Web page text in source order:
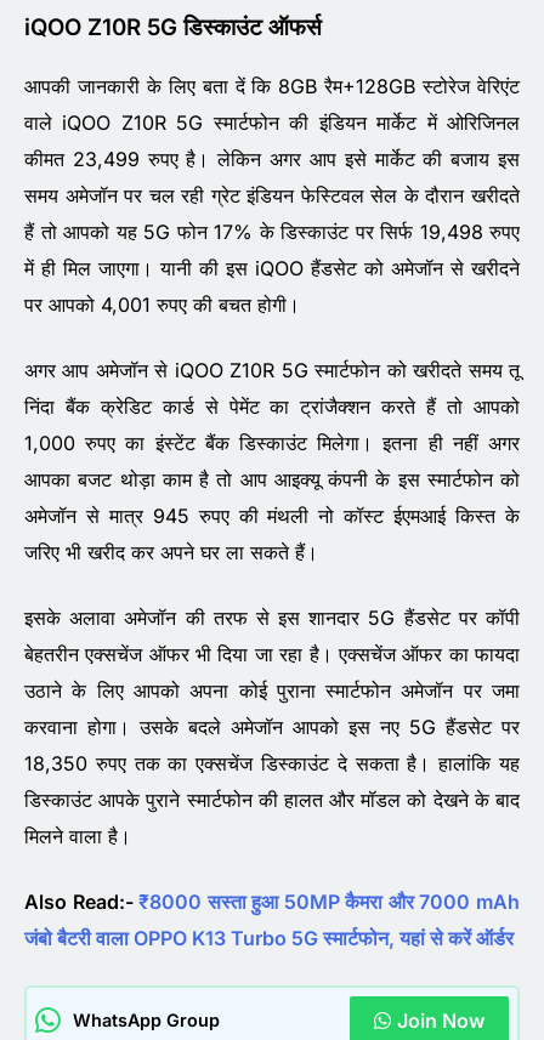
iQOO Z10R 5G डिस्काउंट ऑफर्स
आपकी जानकारी के लिए बता दें कि 8GB रैम+128GB स्टोरेज वेरिएंट
वाले iQOO Z10R 5G स्मार्टफोन की इंडियन मार्केट में ओरिजिनल
कीमत 23,499 रुपए है। लेकिन अगर आप इसे मार्केट की बजाय इस
समय अमेजॉन पर चल रही ग्रेट इंडियन फेस्टिवल सेल के दौरान खरीदते
हैं तो आपको यह 5G फोन 17% के डिस्काउंट पर सिर्फ 19,498 रुपए
में ही मिल जाएगा। यानी की इस iQOO हैंडसेट को अमेजॉन से खरीदने
पर आपको 4,001 रुपए की बचत होगी।
अगर आप अमेजॉन से iQOO Z10R 5G स्मार्टफोन को खरीदते समय तू
निंदा बैंक क्रेडिट कार्ड से पेमेंट का ट्रांजैक्शन करते हैं तो आपको
1,000 रुपए का इंस्टेंट बैंक डिस्काउंट मिलेगा। इतना ही नहीं अगर
आपका बजट थोड़ा काम है तो आप आइक्यू कंपनी के इस स्मार्टफोन को
अमेजॉन से मात्र 945 रुपए की मंथली नो कॉस्ट ईएमआई किस्त के
जरिए भी खरीद कर अपने घर ला सकते हैं।
इसके अलावा अमेजॉन की तरफ से इस शानदार 5G हैंडसेट पर कॉपी
बेहतरीन एक्सचेंज ऑफर भी दिया जा रहा है। एक्सचेंज ऑफर का फायदा
उठाने के लिए आपको अपना कोई पुराना स्मार्टफोन अमेजॉन पर जमा
करवाना होगा। उसके बदले अमेजॉन आपको इस नए 5G हैंडसेट पर
18,350 रुपए तक का एक्सचेंज डिस्काउंट दे सकता है। हालांकि यह
डिस्काउंट आपके पुराने स्मार्टफोन की हालत और मॉडल को देखने के बाद
मिलने वाला है।
Also Read:-₹8000 सस्ता हुआ 50MP कैमरा और 7000 mAh
जंबो बैटरी वाला OPPO K13 Turbo 5G स्मार्टफोन, यहां से करें ऑर्डर
WhatsApp Group Join Now